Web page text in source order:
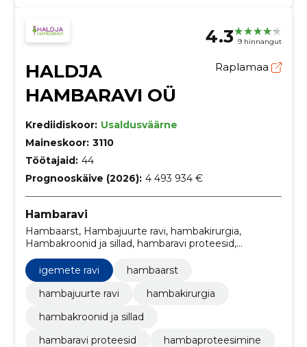
4.3 9 hinnangut
HALDJA
HAMBARAVI OÜ
Raplamaa
Krediidiskoor: Usaldusväärne
Maineskoor: 3110
Töötajaid: 44
Prognooskäive (2026): 4 493 934 €
Hambaravi
Hambaarst, Hambajuurte ravi, hambakirurgia,
Hambakroonid ja sillad, hambaravi proteesid,
igemete ravi
hambaarst
hambajuurte ravi
hambakirurgia
hambakroonid ja sillad
hambaravi proteesid
hambaproteesimine